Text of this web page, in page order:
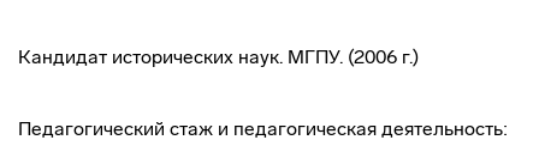
Кандидат исторических наук. МГПУ. (2006 г.)
Педагогический стаж и педагогическая деятельность: